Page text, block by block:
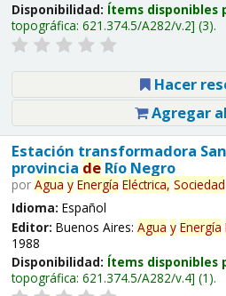
Disponibilidad: Ítems disponibles
topográfica: 621.374.5/A282/v.2 (3).
Hacer
Agregar
Estación transformadora
provincia deRío Negro
por Agua y Energía Eléctrica, Sociedad
Idioma: Español
Editor: Buenos Aires: Agua y Energía
1988
Disponibilidad: Ítems disponibles
topográfica: 621.374.5/A282/v.4 (1).